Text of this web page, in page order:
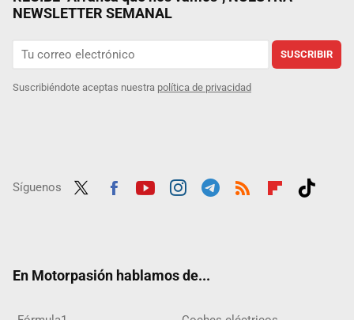
NEWSLETTER SEMANAL
SUSCRIBIR
Suscribiéndote aceptas nuestra política de privacidad
Síguenos
En Motorpasión hablamos de...